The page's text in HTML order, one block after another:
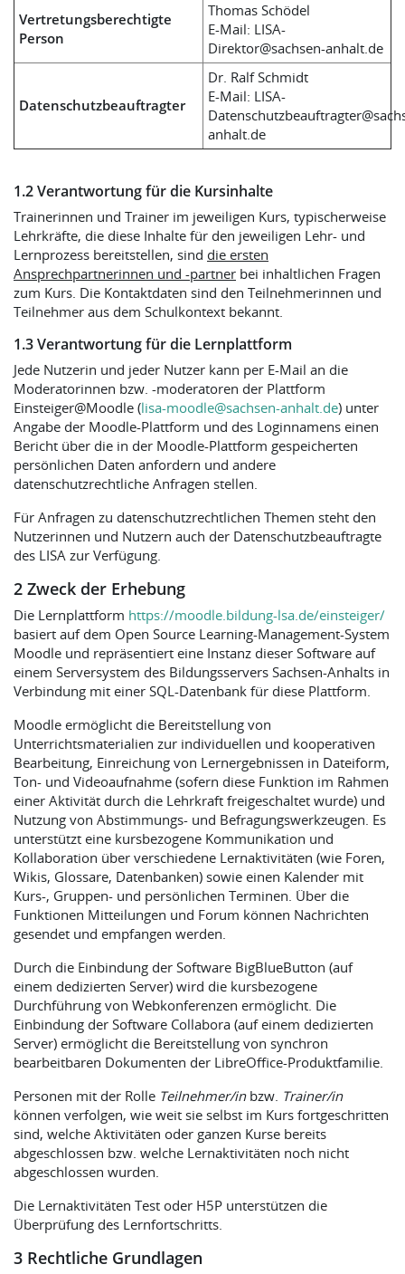
Vertretungsberechtigte
Person
Thomas Schödel
E-Mail: LISA-
Direktor@sachsen-anhalt.de
Datenschutzbeauftragter
Dr. Ralf Schmidt
E-Mail: LISA-
anhalt.de
1.2 Verantwortung für die Kursinhalte
Trainerinnen und Trainer im jeweiligen Kurs, typischerweise
Lehrkräfte, die diese Inhalte für den jeweiligen Lehr- und
Lernprozess bereitstellen, sind die ersten
Ansprechpartnerinnen und -partner bei inhaltlichen Fragen
zum Kurs. Die Kontaktdaten sind den Teilnehmerinnen und
Teilnehmer aus dem Schulkontext bekannt.
1.3 Verantwortung für die Lernplattform
Jede Nutzerin und jeder Nutzer kann per E-Mail an die
Moderatorinnen bzw. -moderatoren der Plattform
Einsteiger@Moodle (lisa-moodle@sachsen-anhalt.de) unter
Angabe der Moodle-Plattform und des Loginnamens einen
Bericht über die in der Moodle-Plattform gespeicherten
persönlichen Daten anfordern und andere
datenschutzrechtliche Anfragen stellen.
Für Anfragen zu datenschutzrechtlichen Themen steht den
Nutzerinnen und Nutzern auch der Datenschutzbeauftragte
des LISA zur Verfügung.
2 Zweck der Erhebung
Die Lernplattform https://moodle.bildung-lsa.de/einsteiger/
basiert auf dem Open Source Learning-Management-System
Moodle und repräsentiert eine Instanz dieser Software auf
einem Serversystem des Bildungsservers Sachsen-Anhalts in
Verbindung mit einer SQL-Datenbank für diese Plattform.
Moodle ermöglicht die Bereitstellung von
Unterrichtsmaterialien zur individuellen und kooperativen
Bearbeitung, Einreichung von Lernergebnissen in Dateiform,
Ton- und Videoaufnahme (sofern diese Funktion im Rahmen
einer Aktivität durch die Lehrkraft freigeschaltet wurde) und
Nutzung von Abstimmungs- und Befragungswerkzeugen. Es
unterstützt eine kursbezogene Kommunikation und
Kollaboration über verschiedene Lernaktivitäten (wie Foren,
Wikis, Glossare, Datenbanken) sowie einen Kalender mit
Kurs-, Gruppen- und persönlichen Terminen. Über die
Funktionen Mitteilungen und Forum können Nachrichten
gesendet und empfangen werden.
Durch die Einbindung der Software BigBlueButton (auf
einem dedizierten Server) wird die kursbezogene
Durchführung von Webkonferenzen ermöglicht. Die
Einbindung der Software Collabora (auf einem dedizierten
Server) ermöglicht die Bereitstellung von synchron
bearbeitbaren Dokumenten der LibreOffice-Produktfamilie.
Personen mit der Rolle Teilnehmer/inbzw. Trainer/in
können verfolgen, wie weit sie selbst im Kurs fortgeschritten
sind, welche Aktivitäten oder ganzen Kurse bereits
abgeschlossen bzw. welche Lernaktivitäten noch nicht
abgeschlossen wurden.
Die Lernaktivitäten Test oder H5P unterstützen die
Überprüfung des Lernfortschritts.
3 Rechtliche Grundlagen